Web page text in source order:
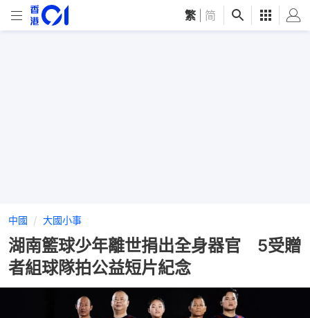
繁 简
中國 大國小事
湖南籃球少年離世捐出全身器官 5受贈
者組球隊拍公益短片紀念